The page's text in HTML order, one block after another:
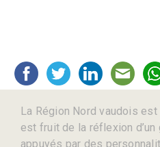
La Région Nord vaudois
est fruit de la réflexion
appuyés par des